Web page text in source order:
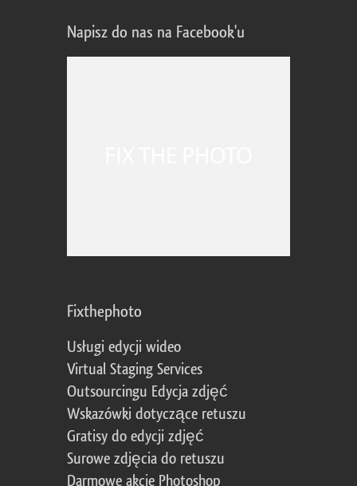
Napisz do nas na Facebook'u
Fixthephoto
Usługi edycji wideo
Virtual Staging Services
Outsourcingu Edycja zdjęć
Wskazówki dotyczące retuszu
Gratisy do edycji zdjęć
Surowe zdjęcia do retuszu
Darmowe akcje Photoshop